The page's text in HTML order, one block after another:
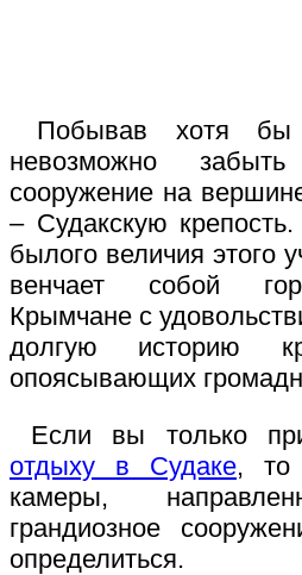
Побывав хотя
невозможно забыть
сооружение на
– Судакскую
былого величия этого
венчает собой
Крымчане с
долгую историю
опоясывающих
Если вы только
отдыху в Судаке, то
камеры,
грандиозное
определиться.